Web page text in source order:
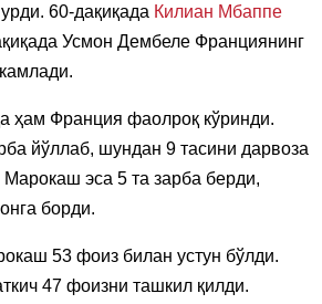
60-дақиқада Килиан Мбаппе
Усмон Дембеле Франциянинг
ҳам Франция фаолроқ кўринди.
йўллаб, шундан 9 тасини дарвоза
Марокаш эса 5 та зарба берди,
борди.
53 фоиз билан устун бўлди.
47 фоизни ташкил қилди.